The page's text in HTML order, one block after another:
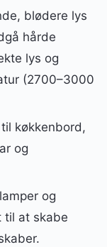
blødere lys
hårde
lys og
(2700–3000
køkkenbord,
og
og
til at skabe